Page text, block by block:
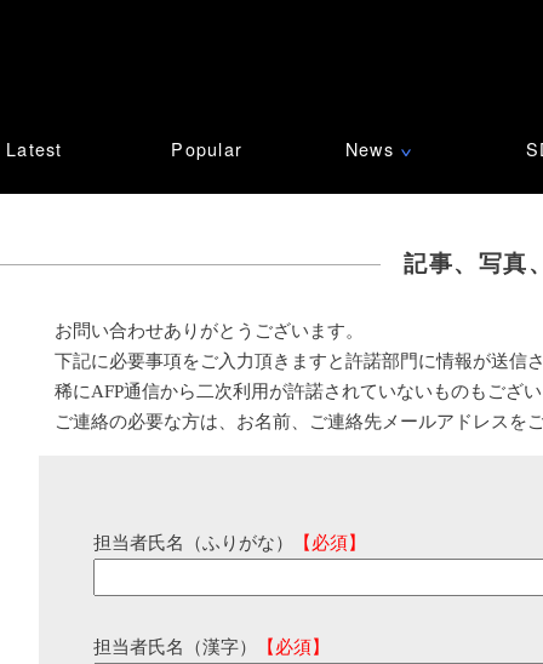
Latest Popular News ∨
記事、写真
お問い合わせありがとうございます。
下記に必要事項をご入力頂きますと許諾部門に情報が送信
稀にAFP通信から二次利用が許諾されていないものもござ
ご連絡の必要な方は、お名前、ご連絡先メールアドレスを
担当者氏名（ふりがな） 【必須】
担当者氏名（漢字） 【必須】